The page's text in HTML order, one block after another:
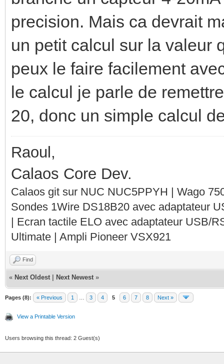
precision. Mais ca devrait
un petit calcul sur la valeur
peux le faire facilement
le calcul je parle de
20, donc un simple calcul
Raoul,
Calaos Core Dev.
Calaos git sur NUC NUC5PPYH | Wago
Sondes 1Wire DS18B20 avec adaptateur
| Ecran tactile ELO avec adaptateur USB/
Ultimate | Ampli Pioneer VSX921
Find
« Next Oldest Next Newest »
Pages (8): « Previous 1 3 4 5 6 7 8 Next »
View a Printable Version
Users browsing this thread: 2 Guest(s)